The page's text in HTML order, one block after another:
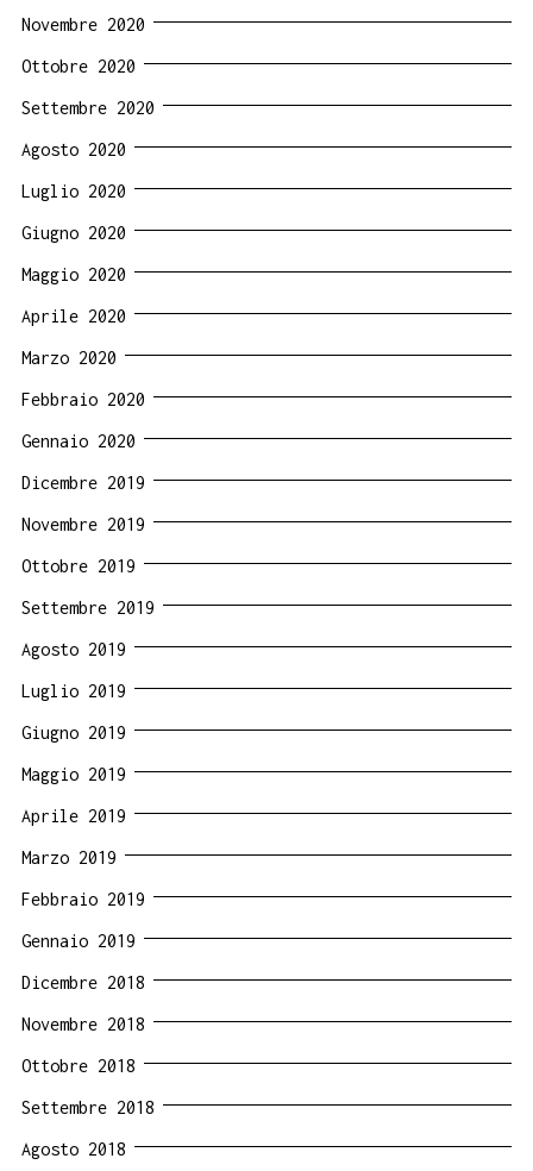
Novembre 2020
Ottobre 2020
Settembre 2020
Agosto 2020
Luglio 2020
Giugno 2020
Maggio 2020
Aprile 2020
Marzo 2020
Febbraio 2020
Gennaio 2020
Dicembre 2019
Novembre 2019
Ottobre 2019
Settembre 2019
Agosto 2019
Luglio 2019
Giugno 2019
Maggio 2019
Aprile 2019
Marzo 2019
Febbraio 2019
Gennaio 2019
Dicembre 2018
Novembre 2018
Ottobre 2018
Settembre 2018
Agosto 2018